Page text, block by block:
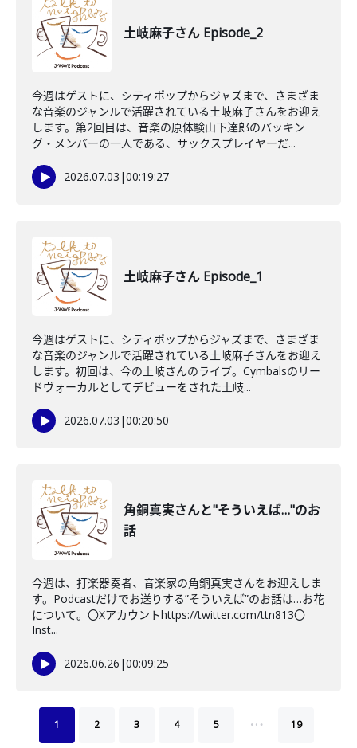
土岐麻子さん Episode_2
今週はゲストに、シティポップからジャズまで、さまざま
な音楽のジャンルで活躍されている土岐麻子さんをお迎え
します。第2回目は、音楽の原体験山下達郎のバッキン
グ・メンバーの一人である、サックスプレイヤーだ...
2026.07.03 |00:19:27
土岐麻子さん Episode_1
今週はゲストに、シティポップからジャズまで、さまざま
な音楽のジャンルで活躍されている土岐麻子さんをお迎え
します。初回は、今の土岐さんのライブ。Cymbalsのリー
ドヴォーカルとしてデビューをされた土岐...
2026.07.03 |00:20:50
角銅真実さんと"そういえば…"のお
話
今週は、打楽器奏者、音楽家の角銅真実さんをお迎えしま
す。Podcastだけでお送りする”そういえば”のお話は…お花
について。〇Xアカウントhttps://twitter.com/ttn813〇
Inst...
2026.06.26 |00:09:25
1 2 3 4 5 … 19